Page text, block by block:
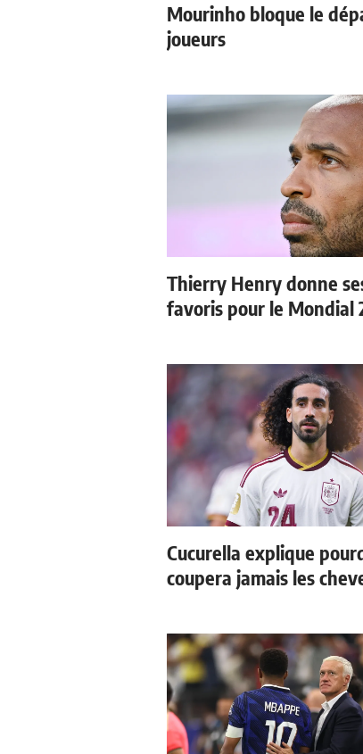
Mourinho bloque le
joueurs
Thierry Henry donne
favoris pour le Mondial
Cucurella explique
coupera jamais les